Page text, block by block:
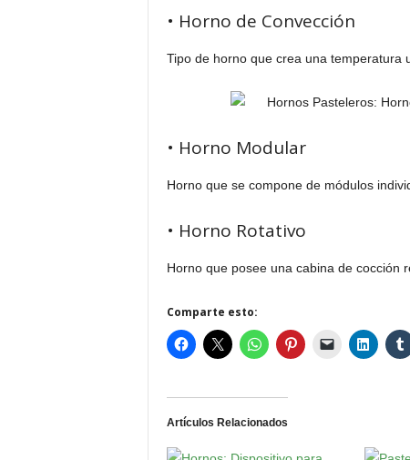
• Horno de Convección
Tipo de horno que crea una temperatura
• Horno Modular
Horno que se compone de módulos
• Horno Rotativo
Horno que posee una cabina de cocción
Comparte esto:
Artículos Relacionados